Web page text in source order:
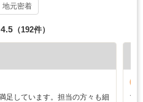
地元密着
4.5 （192件）
足しています。担当の方々も細
マ